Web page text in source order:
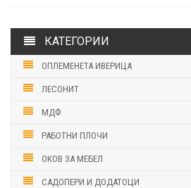
КАТЕГОРИИ
ОПЛЕМЕНЕТА ИВЕРИЦА
ЛЕСОНИТ
МДФ
РАБОТНИ ПЛОЧИ
ОКОВ ЗА МЕБЕЛ
САДОПЕРИ И ДОДАТОЦИ